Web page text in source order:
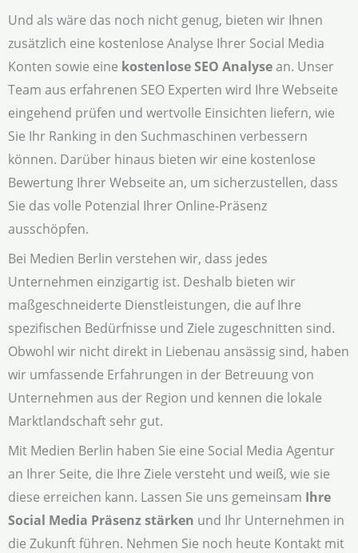
Und als wäre das noch nicht genug, bieten wir Ihnen
zusätzlich eine kostenlose Analyse Ihrer Social Media
Konten sowie eine kostenlose SEO Analysean. Unser
Team aus erfahrenen SEO Experten wird Ihre Webseite
eingehend prüfen und wertvolle Einsichten liefern, wie
Sie Ihr Ranking in den Suchmaschinen verbessern
können. Darüber hinaus bieten wir eine kostenlose
Bewertung Ihrer Webseite an, um sicherzustellen, dass
Sie das volle Potenzial Ihrer Online-Präsenz
ausschöpfen.
Bei Medien Berlin verstehen wir, dass jedes
Unternehmen einzigartig ist. Deshalb bieten wir
maßgeschneiderte Dienstleistungen, die auf Ihre
spezifischen Bedürfnisse und Ziele zugeschnitten sind.
Obwohl wir nicht direkt in Liebenau ansässig sind, haben
wir umfassende Erfahrungen in der Betreuung von
Unternehmen aus der Region und kennen die lokale
Marktlandschaft sehr gut.
Mit Medien Berlin haben Sie eine Social Media Agentur
an Ihrer Seite, die Ihre Ziele versteht und weiß, wie sie
diese erreichen kann. Lassen Sie uns gemeinsam Ihre
Social Media Präsenz stärken und Ihr Unternehmen in
die Zukunft führen. Nehmen Sie noch heute Kontakt mit